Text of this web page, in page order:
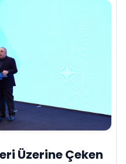
Üzerine Çeken